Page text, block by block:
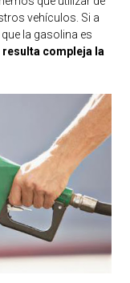
vehículos. Si a
la gasolina es
resulta compleja la